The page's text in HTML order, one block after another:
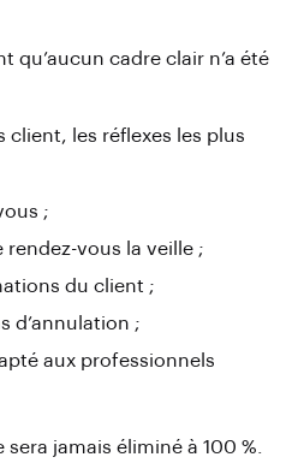
qu’aucun cadre clair n’a été
client, les réflexes les plus
;
vous la veille ;
du client ;
d’annulation ;
aux professionnels
jamais éliminé à 100 %.